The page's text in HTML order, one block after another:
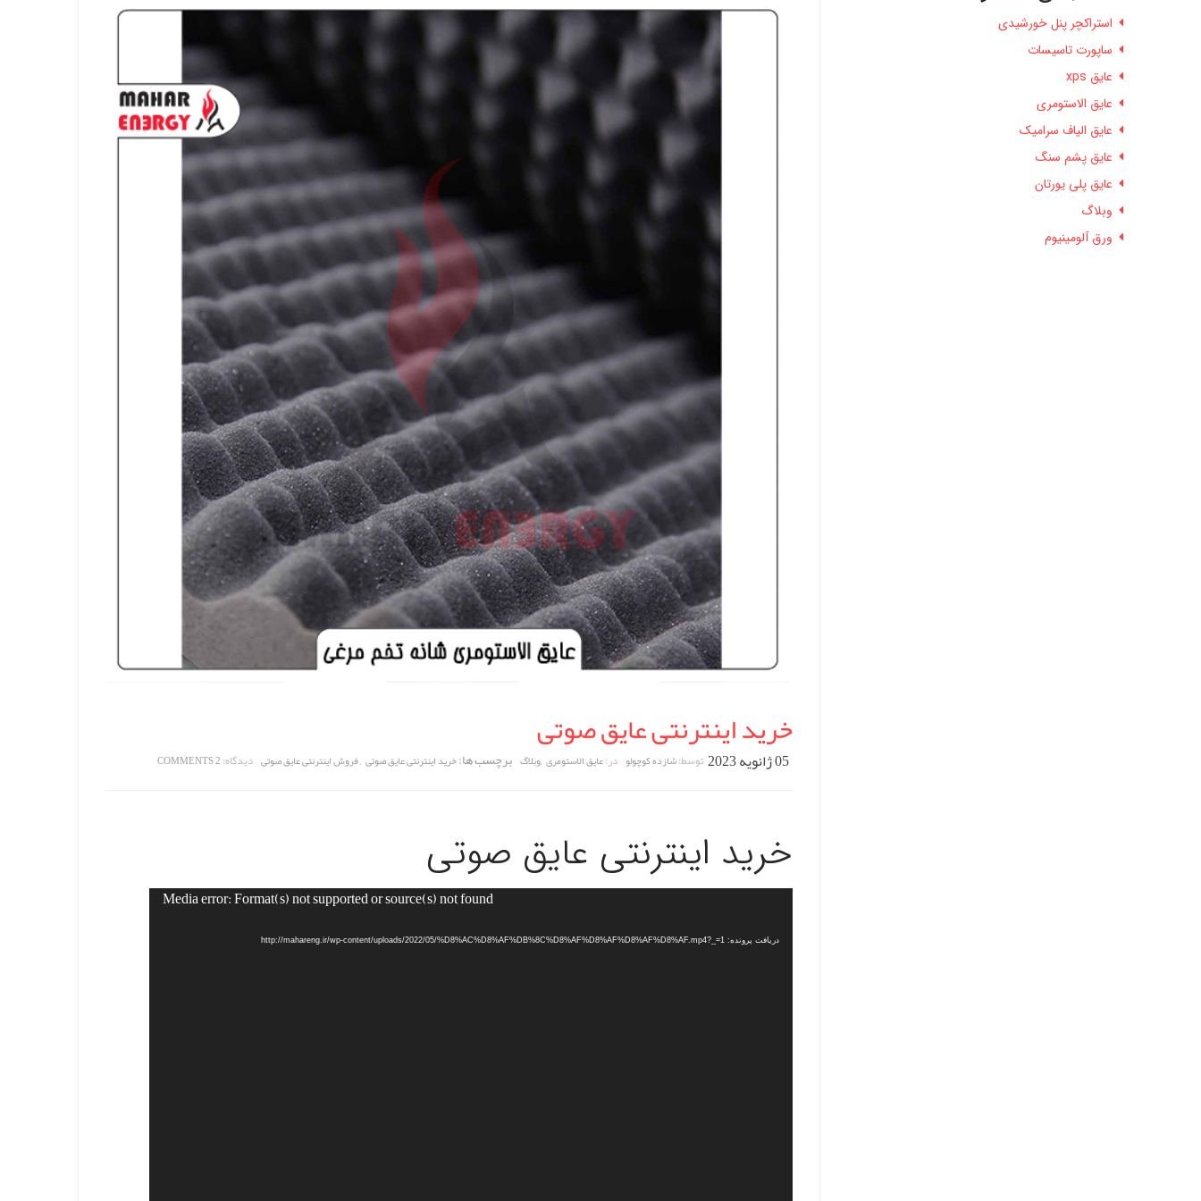
خرید اینترنتی عایق صوتی
05 ژانویه 2023 توسط:شازده کوچولو در:عایق الاستومری ,وبلاگ برچسب ها:خرید اینترنتی عایق صوتی ,فروش اینترنتی عایق صوتی دیدگاه:2 COMMENTS
خرید اینترنتی عایق صوتی
Media error: Format(s) not supported or source(s) not found
دریافت پرونده: http://mahareng.ir/wp-content/uploads/2022/05/%D8%AC%D8%AF%DB%8C%D8%AF%D8%AF%D8%AF%D8%AF.mp4?_=1
استراکچر پنل خورشیدی
ساپورت تاسیسات
عایق xps
عایق الاستومری
عایق الیاف سرامیک
عایق پشم سنگ
عایق پلی یورتان
وبلاگ
ورق آلومینیوم